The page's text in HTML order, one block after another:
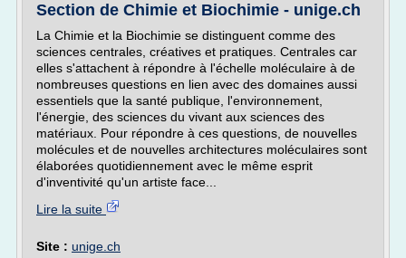
Section de Chimie et Biochimie - unige.ch
La Chimie et la Biochimie se distinguent comme des
sciences centrales, créatives et pratiques. Centrales car
elles s'attachent à répondre à l'échelle moléculaire à de
nombreuses questions en lien avec des domaines aussi
essentiels que la santé publique, l'environnement,
l'énergie, des sciences du vivant aux sciences des
matériaux. Pour répondre à ces questions, de nouvelles
molécules et de nouvelles architectures moléculaires sont
élaborées quotidiennement avec le même esprit
d'inventivité qu'un artiste face...
Lire la suite
Site : unige.ch